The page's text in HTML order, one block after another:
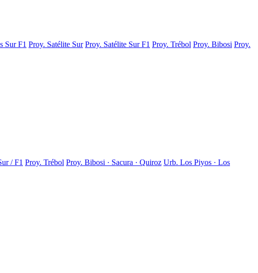
Sur F1 Proy. Satélite Sur Proy. Satélite Sur F1 Proy. Trébol Proy. Bibosi Proy.
/ F1 Proy. Trébol Proy. Bibosi · Sacura · Quiroz Urb. Los Piyos · Los